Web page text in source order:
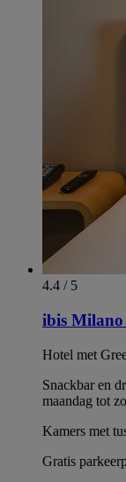
4.4 / 5
ibis Milano
Hotel met
Snackbar en
maandag tot
Kamers met
Gratis